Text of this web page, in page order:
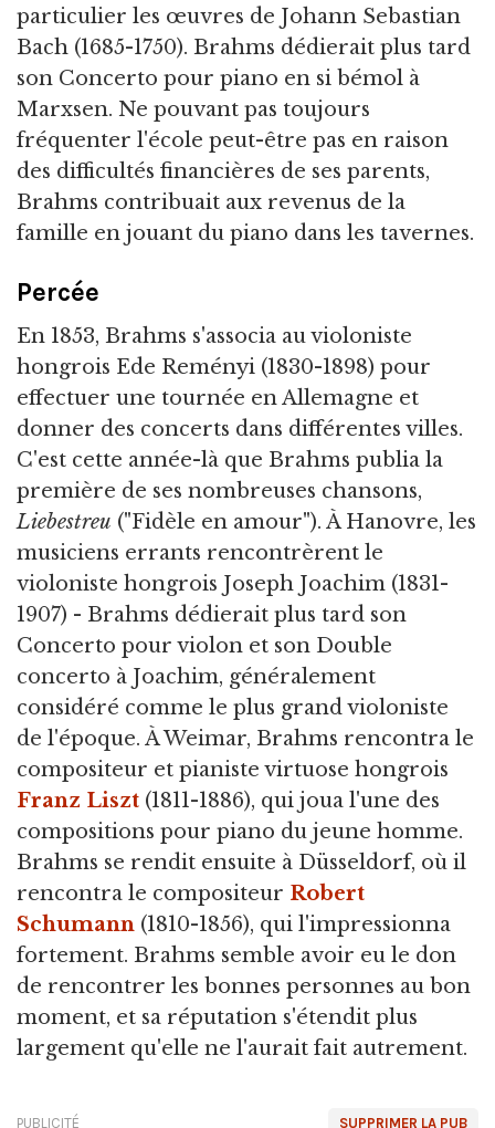
particulier les œuvres de Johann Sebastian
Bach (1685-1750). Brahms dédierait plus tard
son Concerto pour piano en si bémol à
Marxsen. Ne pouvant pas toujours
fréquenter l'école peut-être pas en raison
des difficultés financières de ses parents,
Brahms contribuait aux revenus de la
famille en jouant du piano dans les tavernes.
Percée
En 1853, Brahms s'associa au violoniste
hongrois Ede Reményi (1830-1898) pour
effectuer une tournée en Allemagne et
donner des concerts dans différentes villes.
C'est cette année-là que Brahms publia la
première de ses nombreuses chansons,
Liebestreu ("Fidèle en amour"). À Hanovre, les
musiciens errants rencontrèrent le
violoniste hongrois Joseph Joachim (1831-
1907) - Brahms dédierait plus tard son
Concerto pour violon et son Double
concerto à Joachim, généralement
considéré comme le plus grand violoniste
de l'époque. À Weimar, Brahms rencontra le
compositeur et pianiste virtuose hongrois
Franz Liszt (1811-1886), qui joua l'une des
compositions pour piano du jeune homme.
Brahms se rendit ensuite à Düsseldorf, où il
rencontra le compositeur Robert
Schumann (1810-1856), qui l'impressionna
fortement. Brahms semble avoir eu le don
de rencontrer les bonnes personnes au bon
moment, et sa réputation s'étendit plus
largement qu'elle ne l'aurait fait autrement.
SUPPRIMER LA PUB
PUBLICITÉ